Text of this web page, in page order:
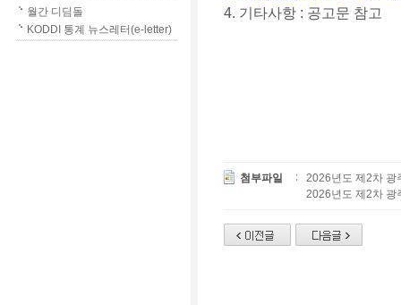
월간 디딤돌
KODDI 통계 뉴스레터(e-letter)
4. 기타사항 : 공고문 참고
첨부파일
2026년도 제2차 광
2026년도 제2차 광